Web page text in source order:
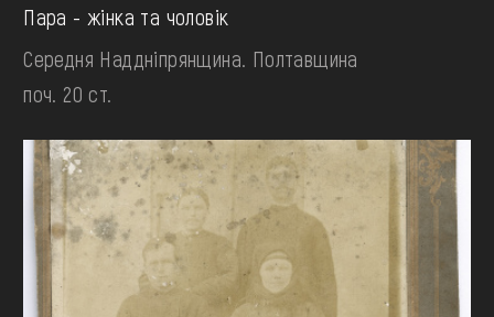
Пара - жінка та чоловік
Середня Наддніпрянщина. Полтавщина
поч. 20 ст.